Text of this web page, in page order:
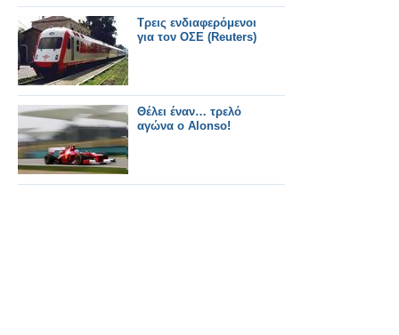
Τρεις ενδιαφερόμενοι
για τον ΟΣΕ (Reuters)
Θέλει έναν… τρελό
αγώνα ο Alonso!